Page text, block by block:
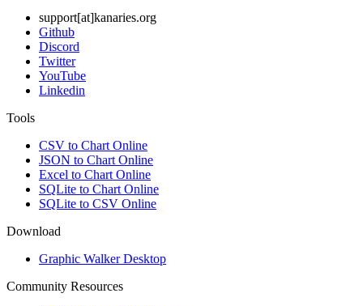
support[at]kanaries.org
Github
Discord
Twitter
YouTube
Linkedin
Tools
CSV to Chart Online
JSON to Chart Online
Excel to Chart Online
SQLite to Chart Online
SQLite to CSV Online
Download
Graphic Walker Desktop
Community Resources